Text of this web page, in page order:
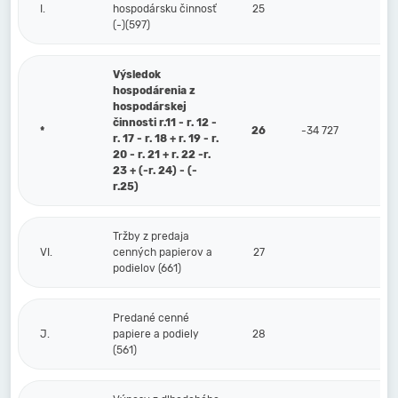
I.
hospodársku činnosť
(-)(597)
25
*
Výsledok
hospodárenia z
hospodárskej
činnosti r.11 - r. 12 -
r. 17 - r. 18 + r. 19 - r.
20 - r. 21 + r. 22 -r.
23 + (-r. 24) - (-
r.25)
26 -34 727
VI.
Tržby z predaja
cenných papierov a
podielov (661)
27
J.
Predané cenné
papiere a podiely
(561)
28